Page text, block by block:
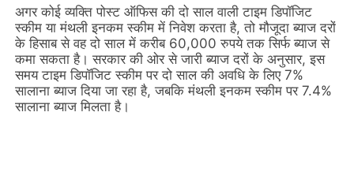
अगर कोई व्यक्ति पोस्ट ऑफिस की दो साल वाली टाइम डिपॉजिट
स्कीम या मंथली इनकम स्कीम में निवेश करता है, तो मौजूदा ब्याज दरों
के हिसाब से वह दो साल में करीब 60,000 रुपये तक सिर्फ ब्याज से
कमा सकता है। सरकार की ओर से जारी ब्याज दरों के अनुसार, इस
समय टाइम डिपॉजिट स्कीम पर दो साल की अवधि के लिए 7%
सालाना ब्याज दिया जा रहा है, जबकि मंथली इनकम स्कीम पर 7.4%
सालाना ब्याज मिलता है।